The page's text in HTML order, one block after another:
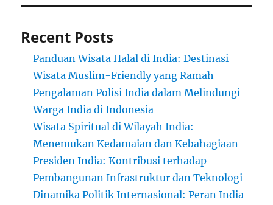
Recent Posts
Panduan Wisata Halal di India: Destinasi
Wisata Muslim-Friendly yang Ramah
Pengalaman Polisi India dalam Melindungi
Warga India di Indonesia
Wisata Spiritual di Wilayah India:
Menemukan Kedamaian dan Kebahagiaan
Presiden India: Kontribusi terhadap
Pembangunan Infrastruktur dan Teknologi
Dinamika Politik Internasional: Peran India